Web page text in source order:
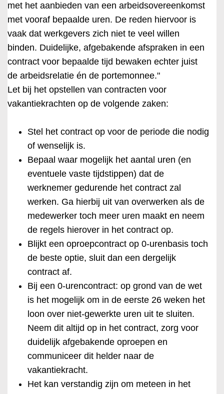
met het aanbieden van een arbeidsovereenkomst
met vooraf bepaalde uren. De reden hiervoor is
vaak dat werkgevers zich niet te veel willen
binden. Duidelijke, afgebakende afspraken in een
contract voor bepaalde tijd bewaken echter juist
de arbeidsrelatie én de portemonnee."
Let bij het opstellen van contracten voor
vakantiekrachten op de volgende zaken:
Stel het contract op voor de periode die nodig
of wenselijk is.
Bepaal waar mogelijk het aantal uren (en
eventuele vaste tijdstippen) dat de
werknemer gedurende het contract zal
werken. Ga hierbij uit van overwerken als de
medewerker toch meer uren maakt en neem
de regels hierover in het contract op.
Blijkt een oproepcontract op 0-urenbasis toch
de beste optie, sluit dan een dergelijk
contract af.
Bij een 0-urencontract: op grond van de wet
is het mogelijk om in de eerste 26 weken het
loon over niet-gewerkte uren uit te sluiten.
Neem dit altijd op in het contract, zorg voor
duidelijk afgebakende oproepen en
communiceer dit helder naar de
vakantiekracht.
Het kan verstandig zijn om meteen in het